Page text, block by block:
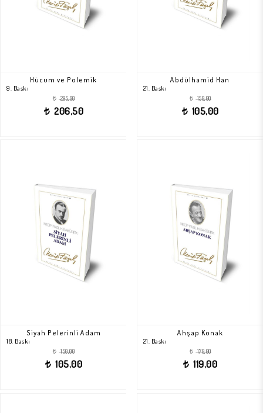
Hücum ve Polemik
9. Baskı
t
295,00
t
206,50
Abdülhamid Han
21. Baskı
t
150,00
t
105,00
Siyah Pelerinli Adam
18. Baskı
t
150,00
t
105,00
Ahşap Konak
21. Baskı
t
170,00
t
119,00